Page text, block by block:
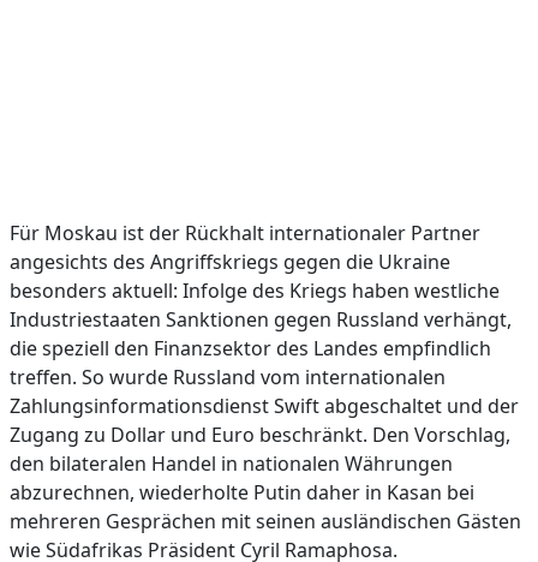
Für Moskau ist der Rückhalt internationaler Partner
angesichts des Angriffskriegs gegen die Ukraine
besonders aktuell: Infolge des Kriegs haben westliche
Industriestaaten Sanktionen gegen Russland verhängt,
die speziell den Finanzsektor des Landes empfindlich
treffen. So wurde Russland vom internationalen
Zahlungsinformationsdienst Swift abgeschaltet und der
Zugang zu Dollar und Euro beschränkt. Den Vorschlag,
den bilateralen Handel in nationalen Währungen
abzurechnen, wiederholte Putin daher in Kasan bei
mehreren Gesprächen mit seinen ausländischen Gästen
wie Südafrikas Präsident Cyril Ramaphosa.